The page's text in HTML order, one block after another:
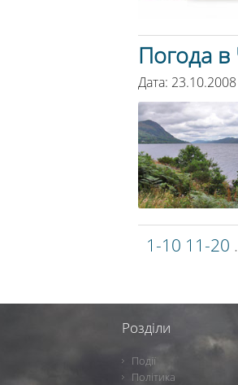
Погода в
Дата:
1-10 11-20
Розділи
Події
Політика